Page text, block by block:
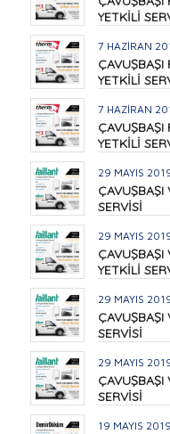
YETKİLİ
7 HAZIRAN
YETKİLİ
7 HAZIRAN
YETKİLİ
29 MAYIS
ÇAVUŞBAŞI
SERVİSİ
29 MAYIS
YETKİLİ
29 MAYIS
ÇAVUŞBAŞI
SERVİSİ
29 MAYIS
SERVİSİ
19 MAYIS 2019